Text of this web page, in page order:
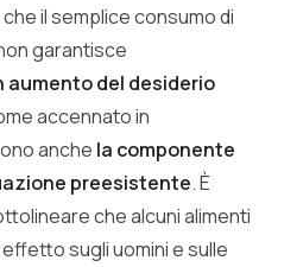
il semplice consumo di
garantisce
aumento del desiderio
accennato in
anche la componente
preesistente. È
che alcuni alimenti
sugli uomini e sulle